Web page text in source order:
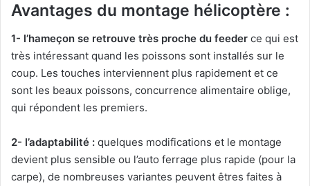
Avantages du montage hélicoptère :
1- l’hameçon se retrouve très proche du feeder ce qui est
très intéressant quand les poissons sont installés sur le
coup. Les touches interviennent plus rapidement et ce
sont les beaux poissons, concurrence alimentaire oblige,
qui répondent les premiers.
2- l’adaptabilité : quelques modifications et le montage
devient plus sensible ou l’auto ferrage plus rapide (pour la
carpe), de nombreuses variantes peuvent êtres faites à